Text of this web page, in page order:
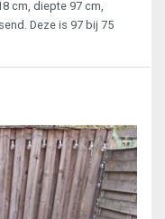
cm, diepte 97 cm,
Deze is 97 bij 75